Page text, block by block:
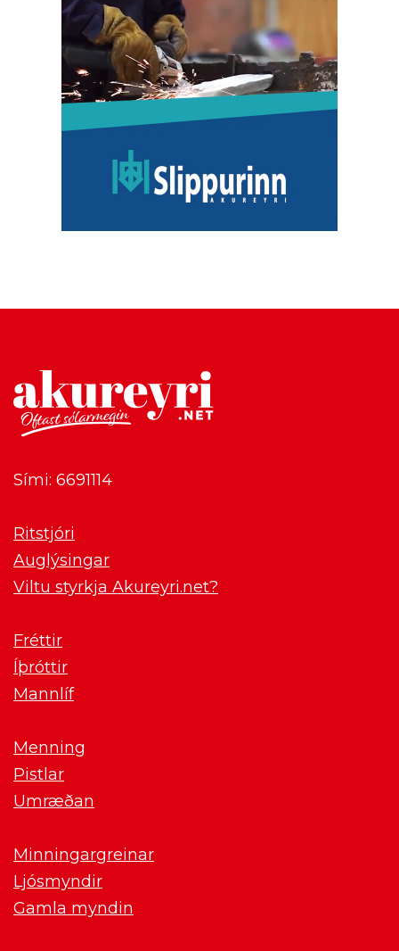
Sími: 6691114
Ritstjóri
Auglýsingar
Viltu styrkja Akureyri.net?
Fréttir
Íþróttir
Mannlíf
Menning
Pistlar
Umræðan
Minningargreinar
Ljósmyndir
Gamla myndin